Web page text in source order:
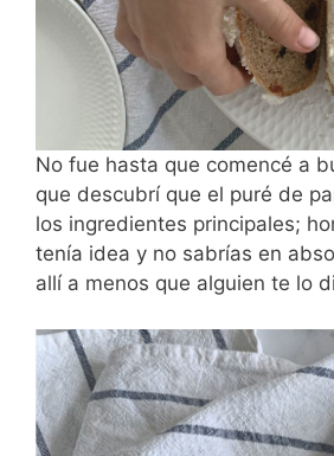
No fue hasta que comencé a
que descubrí que el puré de
los ingredientes principales;
tenía idea y no sabrías en
allí a menos que alguien te lo